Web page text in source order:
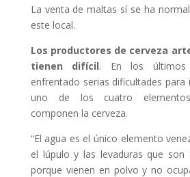
La venta de maltas sí se ha
este local.
Los productores de cerveza
tienen difícil. En los últimos
enfrentado serias dificultades para
uno de los cuatro
componen la cerveza.
“El agua es el único elemento
el lúpulo y las levaduras que son
porque vienen en polvo y no